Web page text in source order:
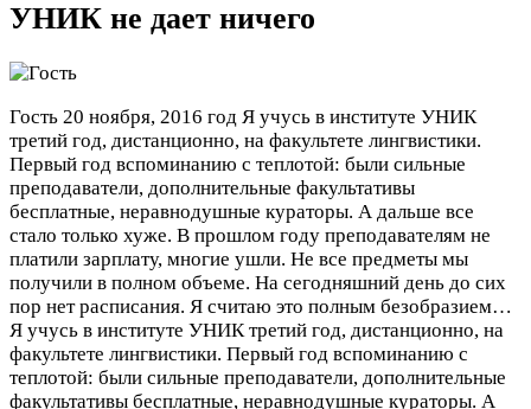
УНИК не дает ничего
Гость 20 ноября, 2016 год Я учусь в институте УНИК
третий год, дистанционно, на факультете лингвистики.
Первый год вспоминанию с теплотой: были сильные
преподаватели, дополнительные факультативы
бесплатные, неравнодушные кураторы. А дальше все
стало только хуже. В прошлом году преподавателям не
платили зарплату, многие ушли. Не все предметы мы
получили в полном объеме. На сегодняшний день до сих
пор нет расписания. Я считаю это полным безобразием…
Я учусь в институте УНИК третий год, дистанционно, на
факультете лингвистики. Первый год вспоминанию с
теплотой: были сильные преподаватели, дополнительные
факультативы бесплатные, неравнодушные кураторы. А